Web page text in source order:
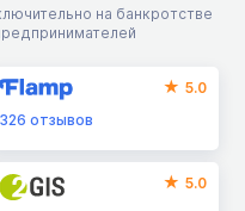
на банкротстве
5.0
326отзывов
5.0